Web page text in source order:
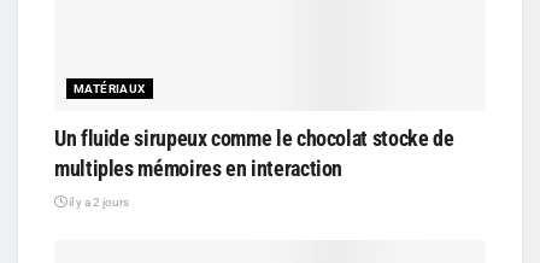
MATÉRIAUX
Un fluide sirupeux comme le chocolat stocke de
multiples mémoires en interaction
il y a 2 jours